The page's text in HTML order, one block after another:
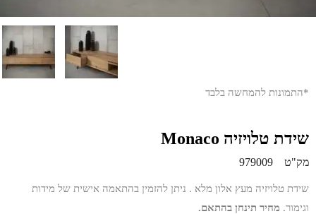
*התמונות להמחשה בלבד
שידת טלויזיה Monaco
מק"ט 979009
שידת טלויזיה מעץ אלון מלא . ניתן להזמין בהתאמה אישית של מידות
וגימור. מחיר תינחן בהתאם.